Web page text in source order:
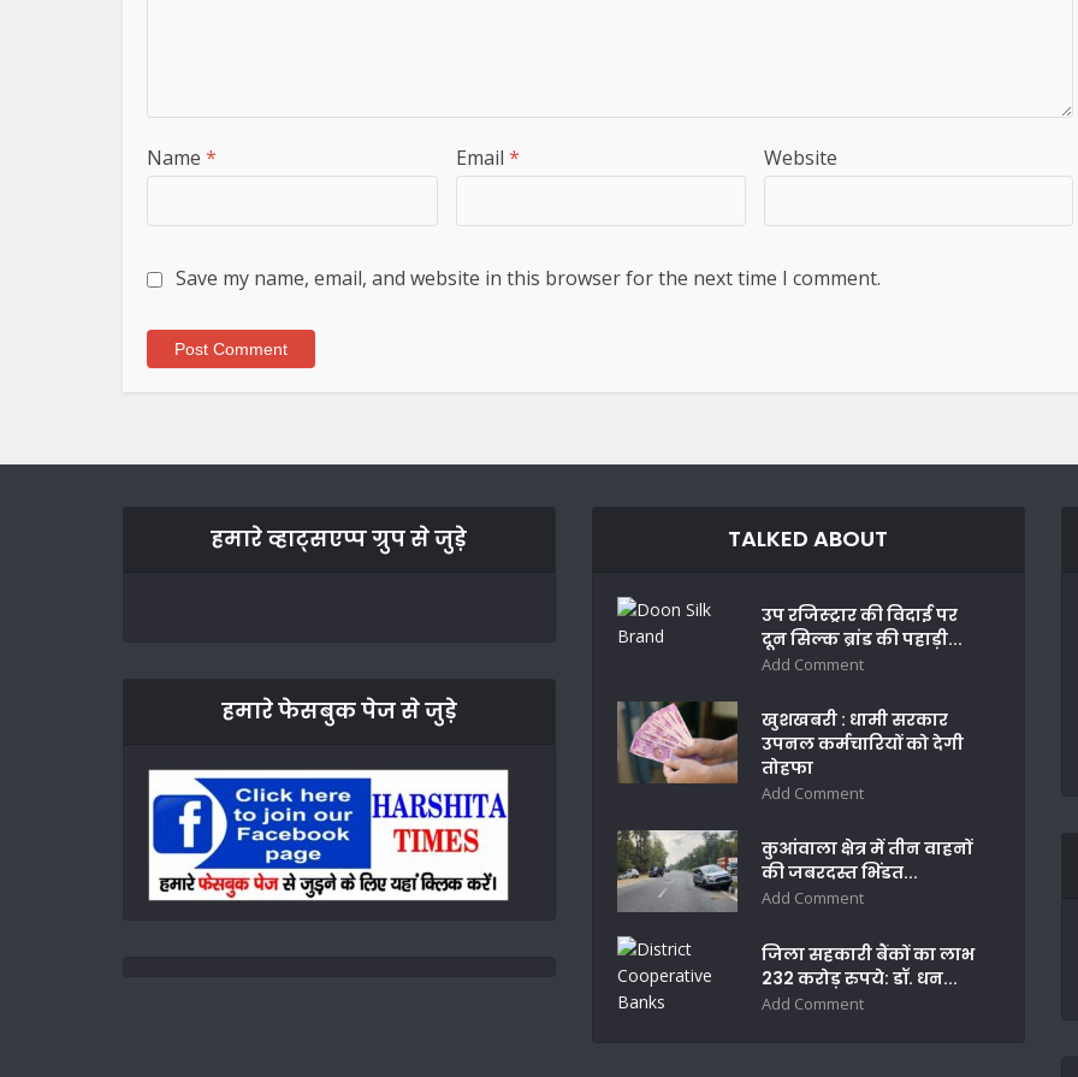
Name * Email * Website
Save my name, email, and website in this browser for the next time I comment.
हमारे व्हाट्सएप्प ग्रुप से जुड़े
हमारे फेसबुक पेज से जुड़े
TALKED ABOUT
उप रजिस्ट्रार की विदाई पर
दून सिल्क ब्रांड की पहाड़ी...
Add Comment
खुशखबरी : धामी सरकार
उपनल कर्मचारियों को देगी
तोहफा
Add Comment
कुआंवाला क्षेत्र में तीन वाहनों
की जबरदस्त भिंडत...
Add Comment
जिला सहकारी बैंकों का लाभ
232 करोड़ रुपये: डॉ. धन...
Add Comment